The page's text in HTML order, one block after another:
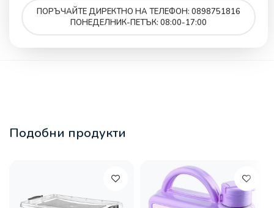
ПОРЪЧАЙТЕ ДИРЕКТНО НА ТЕЛЕФОН: 0898751816
ПОНЕДЕЛНИК-ПЕТЪК: 08:00-17:00
Подобни продукти